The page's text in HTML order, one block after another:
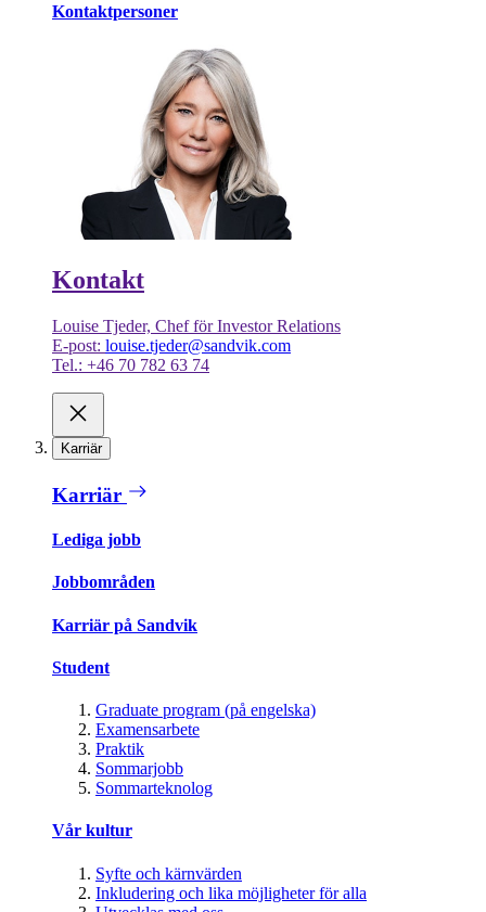
Kontaktpersoner
Kontakt
Louise Tjeder, Chef för Investor Relations
E-post: louise.tjeder@sandvik.com
Tel.: +46 70 782 63 74
Karriär
Karriär
Lediga jobb
Jobbområden
Karriär på Sandvik
Student
Graduate program (på engelska)
Examensarbete
Praktik
Sommarjobb
Sommarteknolog
Vår kultur
Syfte och kärnvärden
Inkludering och lika möjligheter för alla